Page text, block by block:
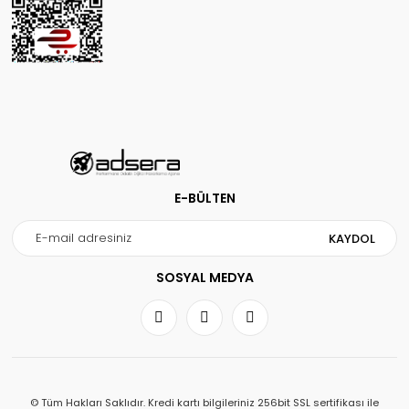
E-BÜLTEN
KAYDOL
SOSYAL MEDYA
© Tüm Hakları Saklıdır. Kredi kartı bilgileriniz 256bit SSL sertifikası ile